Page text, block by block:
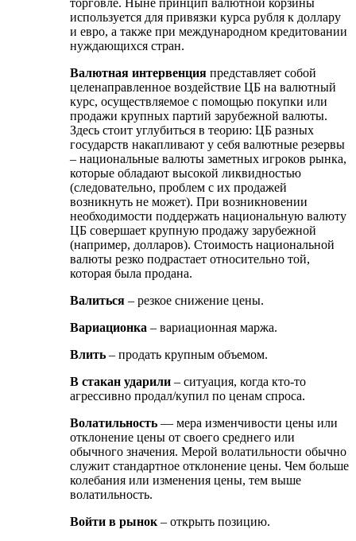
торговле. Ныне принцип валютной корзины
используется для привязки курса рубля к доллару
и евро, а также при международном кредитовании
нуждающихся стран.
Валютная интервенция представляет собой
целенаправленное воздействие ЦБ на валютный
курс, осуществляемое с помощью покупки или
продажи крупных партий зарубежной валюты.
Здесь стоит углубиться в теорию: ЦБ разных
государств накапливают у себя валютные резервы
– национальные валюты заметных игроков рынка,
которые обладают высокой ликвидностью
(следовательно, проблем с их продажей
возникнуть не может). При возникновении
необходимости поддержать национальную валюту
ЦБ совершает крупную продажу зарубежной
(например, долларов). Стоимость национальной
валюты резко подрастает относительно той,
которая была продана.
Валиться – резкое снижение цены.
Вариационка – вариационная маржа.
Влить – продать крупным объемом.
В стакан ударили – ситуация, когда кто-то
агрессивно продал/купил по ценам спроса.
Волатильность — мера изменчивости цены или
отклонение цены от своего среднего или
обычного значения. Мерой волатильности обычно
служит стандартное отклонение цены. Чем больше
колебания или изменения цены, тем выше
волатильность.
Войти в рынок– открыть позицию.